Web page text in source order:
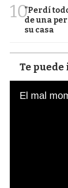
10"Perdí
de una
su casa
Te